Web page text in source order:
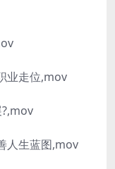
业走位,mov
人生蓝图,mov